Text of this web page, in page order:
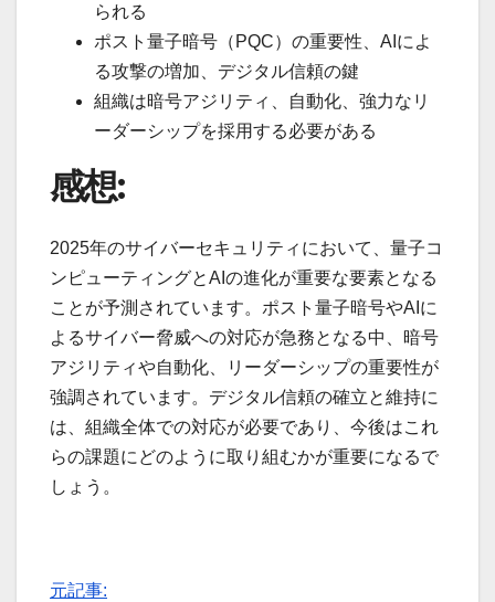
られる
ポスト量子暗号（PQC）の重要性、AIによ
る攻撃の増加、デジタル信頼の鍵
組織は暗号アジリティ、自動化、強力なリ
ーダーシップを採用する必要がある
感想:
2025年のサイバーセキュリティにおいて、量子コ
ンピューティングとAIの進化が重要な要素となる
ことが予測されています。ポスト量子暗号やAIに
よるサイバー脅威への対応が急務となる中、暗号
アジリティや自動化、リーダーシップの重要性が
強調されています。デジタル信頼の確立と維持に
は、組織全体での対応が必要であり、今後はこれ
らの課題にどのように取り組むかが重要になるで
しょう。
元記事: